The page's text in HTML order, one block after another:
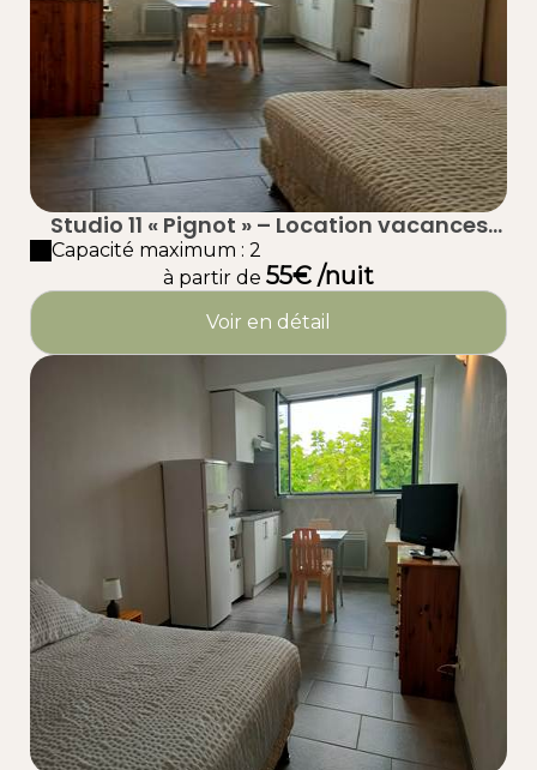
Studio 11 « Pignot » – Location vacances
proche plage à Taussat (Lanton) – Bassin
d’Arcachon
Capacité maximum : 2
à partir de 55€ /nuit
Voir en détail